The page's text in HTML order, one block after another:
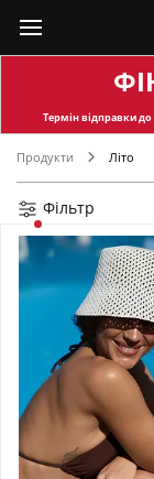
Термін відправкидо
Продукти Літо
Фільтр